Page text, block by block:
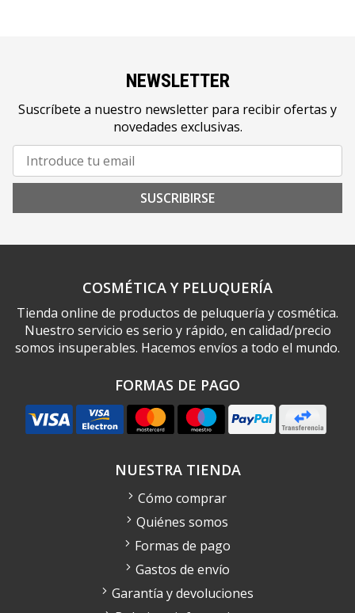
NEWSLETTER
Suscríbete a nuestro newsletter para recibir ofertas y
novedades exclusivas.
SUSCRIBIRSE
COSMÉTICA Y PELUQUERÍA
Tienda online de productos de peluquería y cosmética.
Nuestro servicio es serio y rápido, en calidad/precio
somos insuperables. Hacemos envíos a todo el mundo.
FORMAS DE PAGO
NUESTRA TIENDA
Cómo comprar
Quiénes somos
Formas de pago
Gastos de envío
Garantía y devoluciones